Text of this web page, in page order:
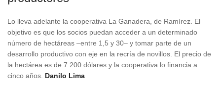
Lo lleva adelante la cooperativa La Ganadera, de Ramírez. El
objetivo es que los socios puedan acceder a un determinado
número de hectáreas –entre 1,5 y 30– y tomar parte de un
desarrollo productivo con eje en la recría de novillos. El precio de
la hectárea es de 7.200 dólares y la cooperativa lo financia a
cinco años. Danilo Lima